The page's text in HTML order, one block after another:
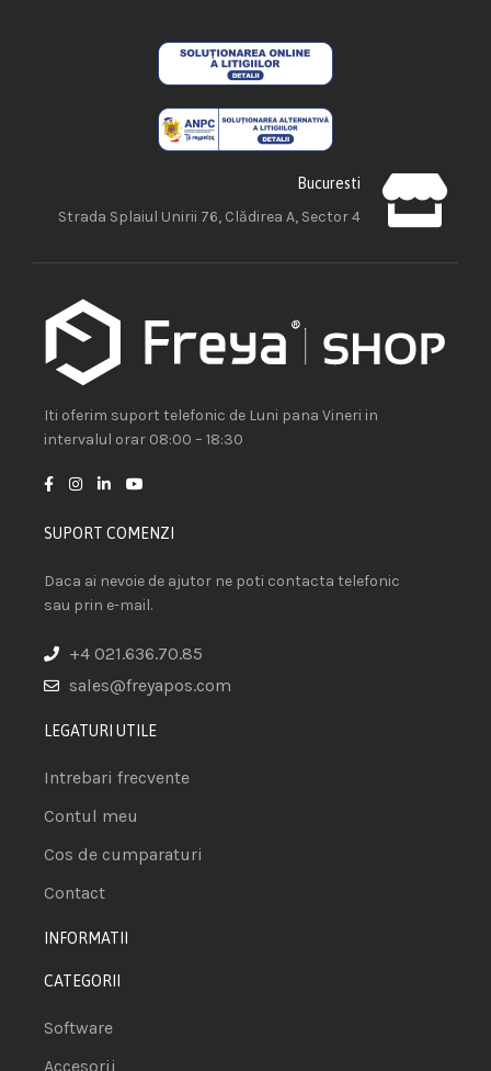
Bucuresti
Strada Splaiul Unirii 76, Clădirea A, Sector 4
Iti oferim suport telefonic de Luni pana Vineri in
intervalul orar 08:00 – 18:30
SUPORT COMENZI
Daca ai nevoie de ajutor ne poti contacta telefonic
sau prin e-mail.
+4 021.636.70.85
sales@freyapos.com
LEGATURI UTILE
Intrebari frecvente
Contul meu
Cos de cumparaturi
Contact
INFORMATII
CATEGORII
Software
Accesorii